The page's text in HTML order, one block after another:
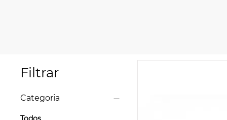
Filtrar
Categoria